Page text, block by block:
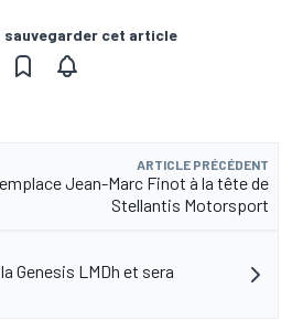
sauvegarder cet article
ARTICLE PRÉCÉDENT
Jean-Marc Finot à la tête de
Stellantis Motorsport
Genesis LMDh et sera